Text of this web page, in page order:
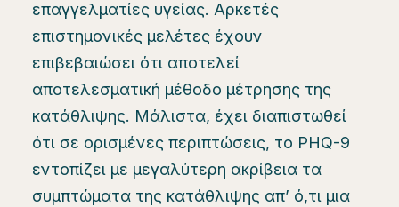
επαγγελματίες υγείας. Αρκετές
επιστημονικές μελέτες έχουν
επιβεβαιώσει ότι αποτελεί
αποτελεσματική μέθοδο μέτρησης της
κατάθλιψης. Μάλιστα, έχει διαπιστωθεί
ότι σε ορισμένες περιπτώσεις, το PHQ-9
εντοπίζει με μεγαλύτερη ακρίβεια τα
συμπτώματα της κατάθλιψης απ’ ό,τι μια